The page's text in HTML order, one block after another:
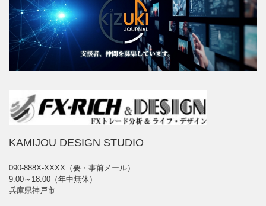
KAMIJOU DESIGN STUDIO
090-888X-XXXX（要・事前メール）
9:00～18:00（年中無休）
兵庫県神戸市